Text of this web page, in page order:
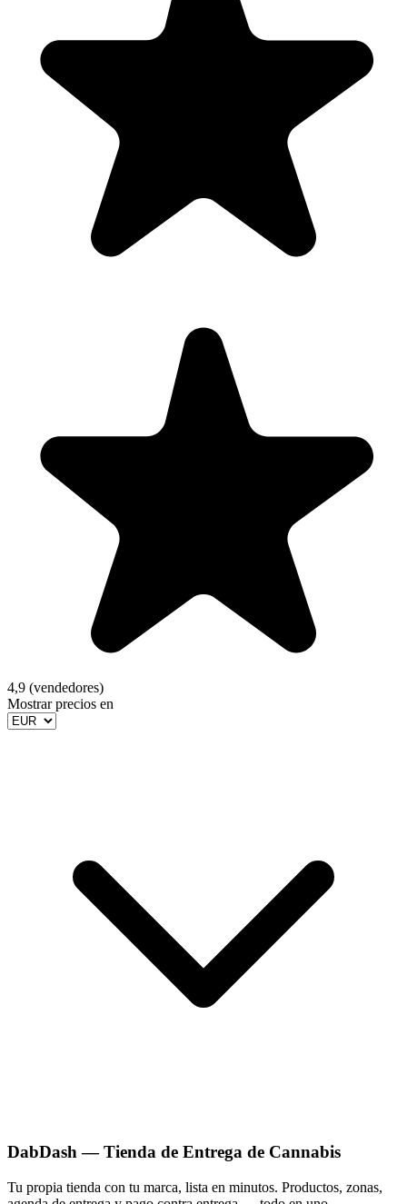
4,9 (vendedores)
Mostrar precios en
DabDash — Tienda de Entrega de Cannabis
Tu propia tienda con tu marca, lista en minutos. Productos, zonas,